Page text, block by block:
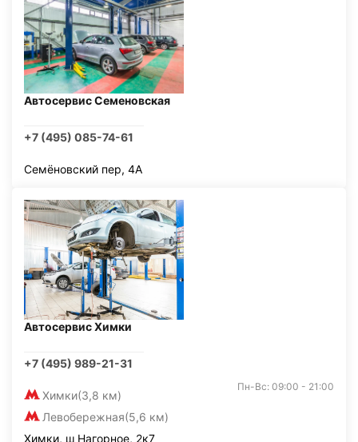
Автосервис Семеновская
+7 (495) 085-74-61
Семёновский пер, 4А
Автосервис Химки
+7 (495) 989-21-31
Химки(3,8 км)
Левобережная(5,6 км)
Пн-Вс: 09:00 - 21:00
Химки, ш Нагорное, 2к7